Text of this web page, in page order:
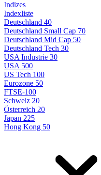
Indizes
Indexliste
Deutschland 40
Deutschland Small Cap 70
Deutschland Mid Cap 50
Deutschland Tech 30
USA Industrie 30
USA 500
US Tech 100
Eurozone 50
FTSE-100
Schweiz 20
Österreich 20
Japan 225
Hong Kong 50